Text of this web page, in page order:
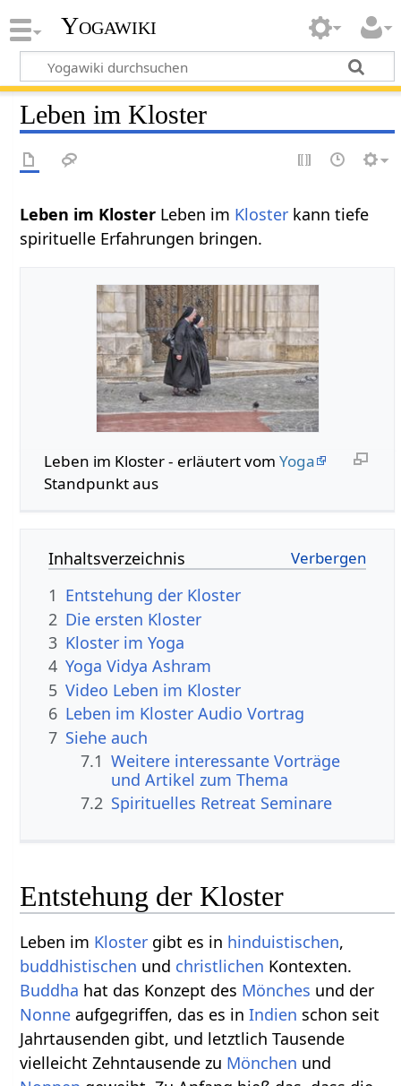
Yogawiki
Leben im Kloster
Leben im Kloster Leben im Kloster kann tiefe
spirituelle Erfahrungen bringen.
Leben im Kloster - erläutert vom Yoga
Standpunkt aus
Inhaltsverzeichnis
1 Entstehung der Kloster
2 Die ersten Kloster
3 Kloster im Yoga
4 Yoga Vidya Ashram
5 Video Leben im Kloster
6 Leben im Kloster Audio Vortrag
7 Siehe auch
7.1 Weitere interessante Vorträge
und Artikel zum Thema
7.2 Spirituelles Retreat Seminare
Entstehung der Kloster
Leben im Kloster gibt es in hinduistischen,
buddhistischen und christlichen Kontexten.
Buddha hat das Konzept des Mönches und der
Nonne aufgegriffen, das es inIndien schon seit
Jahrtausenden gibt, und letztlich Tausende
vielleicht Zehntausende zu Mönchen und